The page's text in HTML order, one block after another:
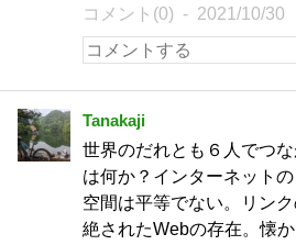
コメント(0) 2021/10/30
Tanakaji
世界のだれとも６人でつ
は何か？インターネット
空間は平等でない。リン
絶されたWebの存在。懐